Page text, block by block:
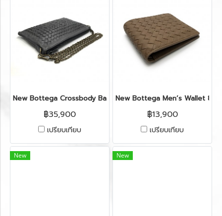
New Bottega Crossbody Bag in Graphite Leather Vintage
฿35,900
เปรียบเทียบ
New Bottega Men’s Wallet 8
฿13,900
เปรียบเทียบ
New New